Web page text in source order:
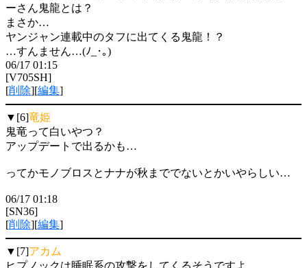
ーさん鬼龍とは？
まさか…
ヤンジャン連載中のタフに出てくる鬼龍！？
…すんません…(ﾉ_･｡)
06/17 01:15
[V705SH]
[削除][編集]
▼[6]竜姫
鬼竜って白いやつ？
アップデートで出るかも…
ってかモノブロスとナナが秋まででないとかいやらしい…
06/17 01:18
[SN36]
[削除][編集]
▼[7]アカム
ヒプノックは睡眠系の攻撃をしてくるそうですよ